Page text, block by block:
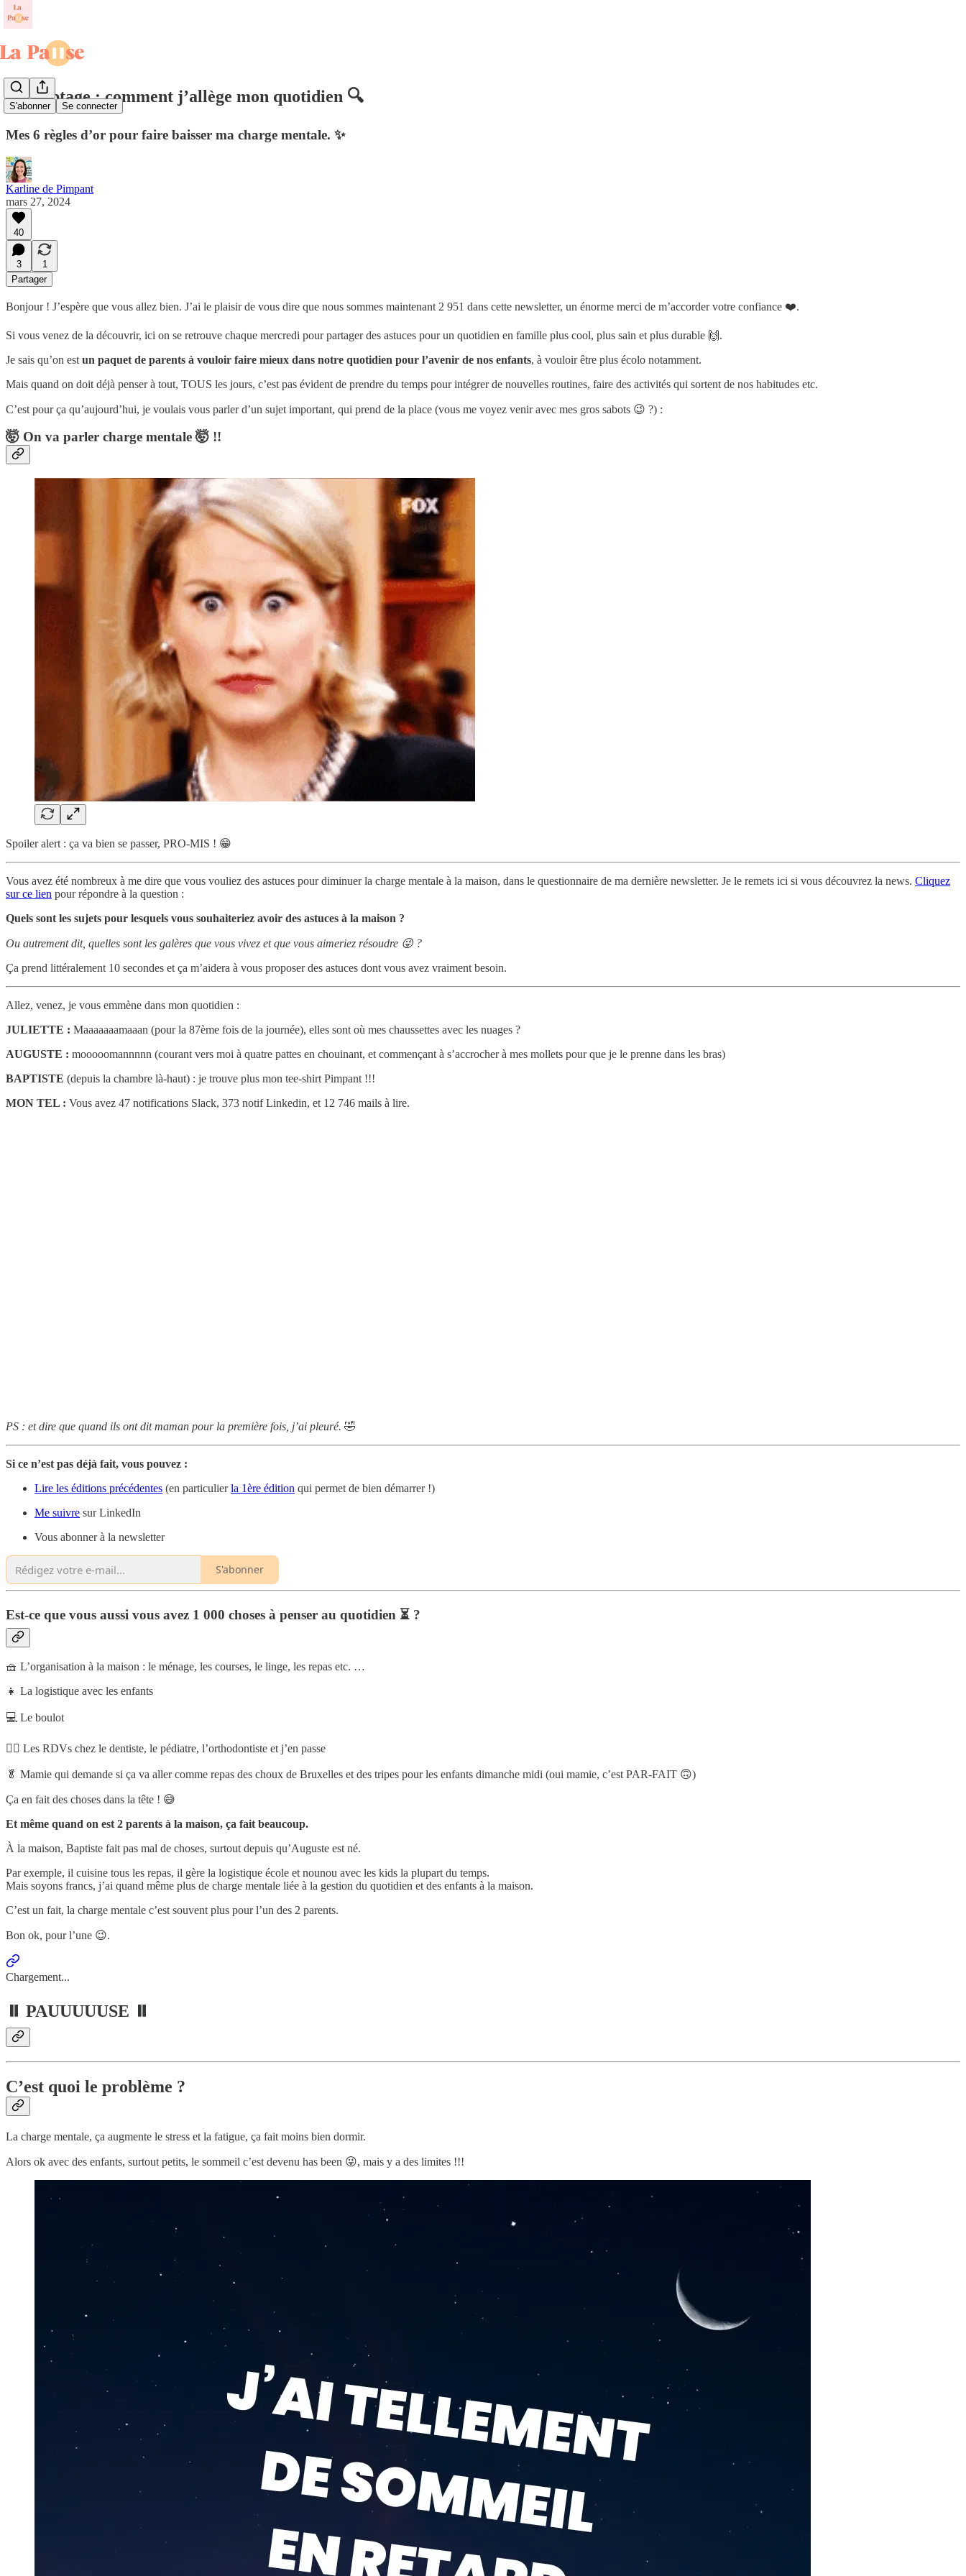
S'abonner Se connecter
Décryptage : comment j’allège mon quotidien 🔍
Mes 6 règles d’or pour faire baisser ma charge mentale. ✨
Karline de Pimpant
mars 27, 2024
40
3
1
Partager
Bonjour ! J’espère que vous allez bien. J’ai le plaisir de vous dire que nous sommes maintenant 2 951 dans cette newsletter, un énorme merci de m’accorder votre confiance ❤️.
Si vous venez de la découvrir, ici on se retrouve chaque mercredi pour partager des astuces pour un quotidien en famille plus cool, plus sain et plus durable 🙌.
Je sais qu’on est un paquet de parents à vouloir faire mieux dans notre quotidien pour l’avenir de nos enfants, à vouloir être plus écolo notamment.
Mais quand on doit déjà penser à tout, TOUS les jours, c’est pas évident de prendre du temps pour intégrer de nouvelles routines, faire des activités qui sortent de nos habitudes etc.
C’est pour ça qu’aujourd’hui, je voulais vous parler d’un sujet important, qui prend de la place (vous me voyez venir avec mes gros sabots 😉 ?) :
🤯 On va parler charge mentale 🤯 !!
Spoiler alert : ça va bien se passer, PRO-MIS ! 😁
Vous avez été nombreux à me dire que vous vouliez des astuces pour diminuer la charge mentale à la maison, dans le questionnaire de ma dernière newsletter. Je le remets ici si vous découvrez la news. Cliquez
sur ce lien pour répondre à la question :
Quels sont les sujets pour lesquels vous souhaiteriez avoir des astuces à la maison ?
Ou autrement dit, quelles sont les galères que vous vivez et que vous aimeriez résoudre 😜 ?
Ça prend littéralement 10 secondes et ça m’aidera à vous proposer des astuces dont vous avez vraiment besoin.
Allez, venez, je vous emmène dans mon quotidien :
JULIETTE : Maaaaaaamaaan (pour la 87ème fois de la journée), elles sont où mes chaussettes avec les nuages ?
AUGUSTE : mooooomannnnn (courant vers moi à quatre pattes en chouinant, et commençant à s’accrocher à mes mollets pour que je le prenne dans les bras)
BAPTISTE (depuis la chambre là-haut) : je trouve plus mon tee-shirt Pimpant !!!
MON TEL : Vous avez 47 notifications Slack, 373 notif Linkedin, et 12 746 mails à lire.
PS : et dire que quand ils ont dit maman pour la première fois, j’ai pleuré. 🤣
Si ce n’est pas déjà fait, vous pouvez :
Lire les éditions précédentes (en particulierla 1ère édition qui permet de bien démarrer !)
Me suivre sur LinkedIn
Vous abonner à la newsletter
S'abonner
Est-ce que vous aussi vous avez 1 000 choses à penser au quotidien ⏳ ?
🧺 L’organisation à la maison : le ménage, les courses, le linge, les repas etc. …
👧 La logistique avec les enfants
💻 Le boulot
👩‍⚕️ Les RDVs chez le dentiste, le pédiatre, l’orthodontiste et j’en passe
🥬 Mamie qui demande si ça va aller comme repas des choux de Bruxelles et des tripes pour les enfants dimanche midi (oui mamie, c’est PAR-FAIT 🙃)
Ça en fait des choses dans la tête ! 😅
Et même quand on est 2 parents à la maison, ça fait beaucoup.
À la maison, Baptiste fait pas mal de choses, surtout depuis qu’Auguste est né.
Par exemple, il cuisine tous les repas, il gère la logistique école et nounou avec les kids la plupart du temps.
Mais soyons francs, j’ai quand même plus de charge mentale liée à la gestion du quotidien et des enfants à la maison.
C’est un fait, la charge mentale c’est souvent plus pour l’un des 2 parents.
Bon ok, pour l’une 😉.
Chargement...
⏸ PAUUUUUSE ⏸
C’est quoi le problème ?
La charge mentale, ça augmente le stress et la fatigue, ça fait moins bien dormir.
Alors ok avec des enfants, surtout petits, le sommeil c’est devenu has been 😜, mais y a des limites !!!